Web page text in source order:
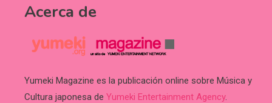
Acerca de
Yumeki Magazine es la publicación online sobre Música y
Cultura japonesa de Yumeki Entertainment Agency.